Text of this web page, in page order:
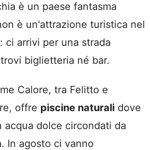
è un paese fantasma
è un'attrazione turistica nel
ci arrivi per una strada
biglietteria né bar.
Calore, tra Felitto e
offre piscine naturali dove
acqua dolce circondati da
In agosto ci vanno